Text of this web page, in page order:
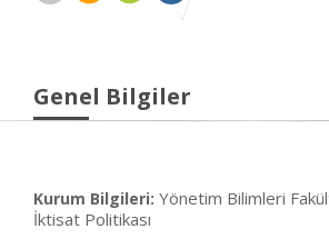
Genel Bilgiler
Kurum Bilgileri: Yönetim Bilimleri
İktisat Politikası